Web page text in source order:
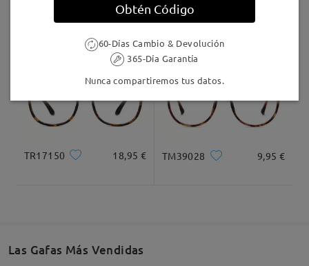
9,95 € M38861 26,95 €
TR17150 18,95 € TM39028 9,95 €
Las Gafas Más Vendidas
Obtén Código
60-Días Cambio & Devolución
365-Día Garantía
Nunca compartiremos tus datos.